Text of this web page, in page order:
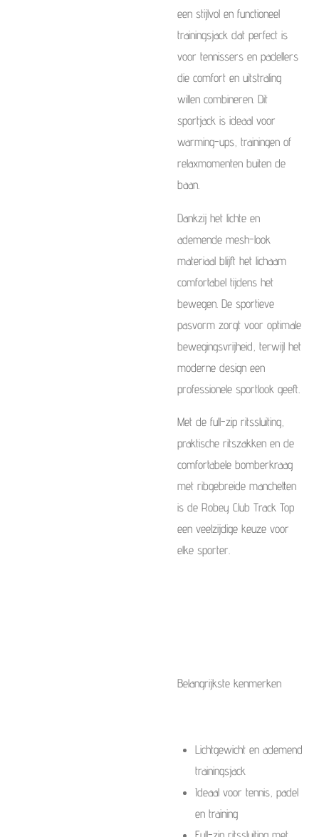
een stijlvol en functioneel
trainingsjack dat perfect is
voor tennissers en padellers
die comfort en uitstraling
willen combineren. Dit
sportjack is ideaal voor
warming-ups, trainingen of
relaxmomenten buiten de
baan.
Dankzij het lichte en
ademende mesh-look
materiaal blijft het lichaam
comfortabel tijdens het
bewegen. De sportieve
pasvorm zorgt voor optimale
bewegingsvrijheid, terwijl het
moderne design een
professionele sportlook geeft.
Met de full-zip ritssluiting,
praktische ritszakken en de
comfortabele bomberkraag
met ribgebreide manchetten
is de Robey Club Track Top
een veelzijdige keuze voor
elke sporter.
Belangrijkste kenmerken
Lichtgewicht en ademend
trainingsjack
Ideaal voor tennis, padel
en training